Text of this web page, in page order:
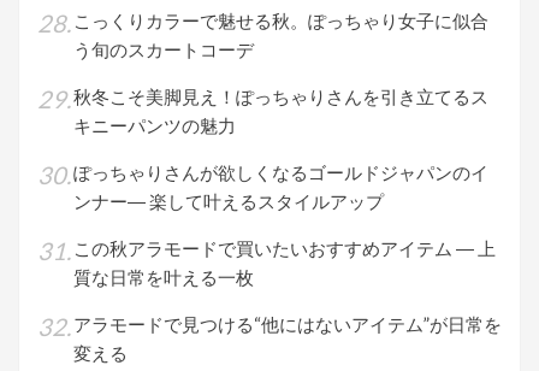
こっくりカラーで魅せる秋。ぽっちゃり女子に似合
う旬のスカートコーデ
秋冬こそ美脚見え！ぽっちゃりさんを引き立てるス
キニーパンツの魅力
ぽっちゃりさんが欲しくなるゴールドジャパンのイ
ンナー― 楽して叶えるスタイルアップ
この秋アラモードで買いたいおすすめアイテム ― 上
質な日常を叶える一枚
アラモードで見つける“他にはないアイテム”が日常を
変える